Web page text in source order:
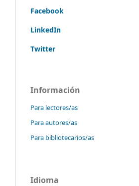
Facebook
LinkedIn
Twitter
Información
Para lectores/as
Para autores/as
Para bibliotecarios/as
Idioma